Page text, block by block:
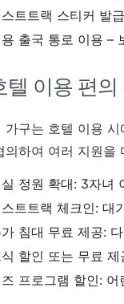
트트랙 스티커 발
출국 통로 이용 –
텔 이용 편의
가구는 호텔 이용
의하여 여러 지원을
정원 확대: 3자녀
트트랙 체크인: 대
침대 무료 제공:
할인 또는 무료
프로그램 할인: